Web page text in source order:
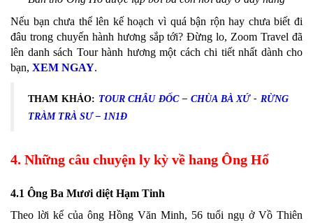
Nếu bạn chưa thể lên kế hoạch vì quá bận rộn hay chưa biết đi
đâu trong chuyến hành hương sắp tới? Đừng lo, Zoom Travel đã
lên danh sách Tour hành hương một cách chi tiết nhất dành cho
bạn, XEM NGAY.
THAM KHẢO: TOUR CHÂU ĐỐC – CHÙA BÀ XỨ - RỪNG
TRÀM TRÀ SƯ – 1N1Đ
4. Những câu chuyện ly kỳ về hang Ông Hổ
4.1 Ông Ba Mươi diệt Hạm Tinh
Theo lời kể của ông Hồng Văn Minh, 56 tuổi ngụ ở Vồ Thiên